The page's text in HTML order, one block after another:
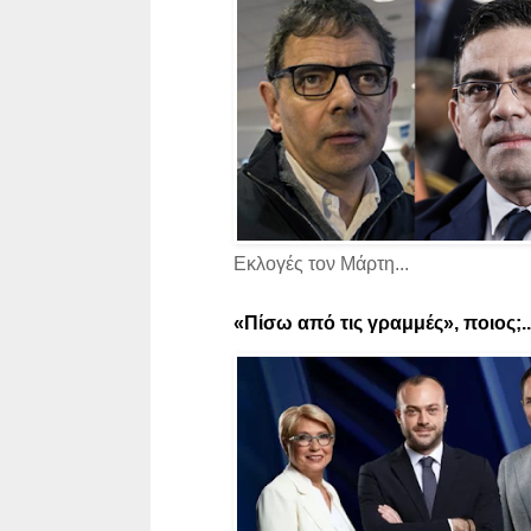
Εκλογές τον Μάρτη...
«Πίσω από τις γραμμές»,